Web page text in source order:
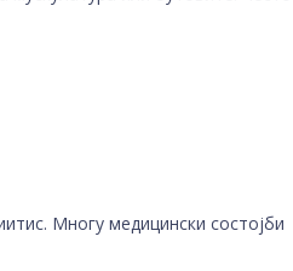
Многу медицински состојби